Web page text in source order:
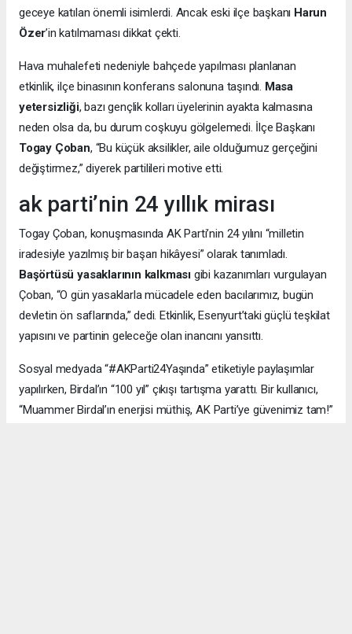
geceye katılan önemli isimlerdi. Ancak eski ilçe başkanı Harun
Özer’in katılmaması dikkat çekti.
Hava muhalefeti nedeniyle bahçede yapılması planlanan
etkinlik, ilçe binasının konferans salonuna taşındı. Masa
yetersizliği, bazı gençlik kolları üyelerinin ayakta kalmasına
neden olsa da, bu durum coşkuyu gölgelemedi. İlçe Başkanı
Togay Çoban, “Bu küçük aksilikler, aile olduğumuz gerçeğini
değiştirmez,” diyerek partilileri motive etti.
ak parti’nin 24 yıllık mirası
Togay Çoban, konuşmasında AK Parti’nin 24 yılını “milletin
iradesiyle yazılmış bir başarı hikâyesi” olarak tanımladı.
Başörtüsü yasaklarının kalkması gibi kazanımları vurgulayan
Çoban, “O gün yasaklarla mücadele eden bacılarımız, bugün
devletin ön saflarında,” dedi. Etkinlik, Esenyurt’taki güçlü teşkilat
yapısını ve partinin geleceğe olan inancını yansıttı.
Sosyal medyada “#AKParti24Yaşında” etiketiyle paylaşımlar
yapılırken, Birdal’ın “100 yıl” çıkışı tartışma yarattı. Bir kullanıcı,
“Muammer Birdal’ın enerjisi müthiş, AK Parti’ye güvenimiz tam!”